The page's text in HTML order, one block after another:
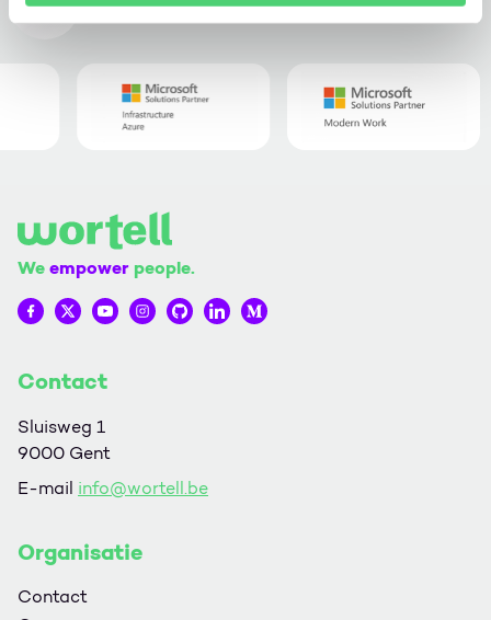
Awards
Weempower people.
Wortell op Facebook
Wortell op Twitter
Wortell op YouTube
Wortell op Instagram
Wortell op Github
Wortell op LinkedIn
Wortell op Medium
Contact
Sluisweg 1
9000 Gent
E-mail info@wortell.be
Organisatie
Contact